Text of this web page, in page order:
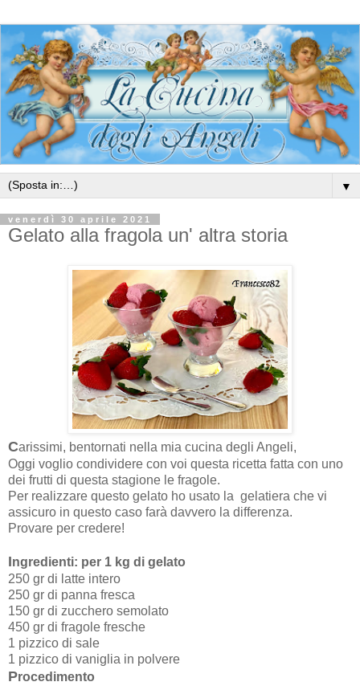
▼
venerdì 30 aprile 2021
Gelato alla fragola un' altra storia
Carissimi, bentornati nella mia cucina degli Angeli,
Oggi voglio condividere con voi questa ricetta fatta con uno
dei frutti di questa stagione le fragole.
Per realizzare questo gelato ho usato la gelatiera che vi
assicuro in questo caso farà davvero la differenza.
Provare per credere!
Ingredienti: per 1 kg di gelato
250 gr di latte intero
250 gr di panna fresca
150 gr di zucchero semolato
450 gr di fragole fresche
1 pizzico di sale
1 pizzico di vaniglia in polvere
Procedimento